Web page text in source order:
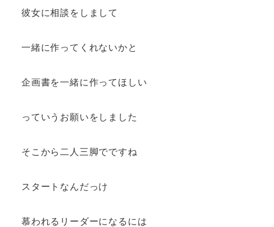
彼女に相談をしまして
一緒に作ってくれないかと
企画書を一緒に作ってほしい
っていうお願いをしました
そこから二人三脚でですね
スタートなんだっけ
慕われるリーダーになるには